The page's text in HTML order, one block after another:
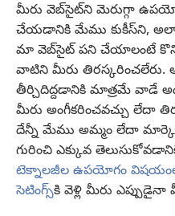
మీరు వెబ్‌సైట్‌ని మెరుగ్గా
చేయడానికి మేము కుకీస్‌ని,
మా వెబ్‌సైట్‌ పని చేయాలంటే
వాటిని మీరు
తీర్చిదిద్దడానికి మాత్రమే వాడే
మీరు అంగీకరించవచ్చు లేదా
దేన్నీ మేము అమ్మం లేదా
గురించి ఎక్కువ
టెక్నాలజీల ఉపయోగం
సెటింగ్స్‌కి వెళ్లి మీరు
విండో
ఓపెన్‌
అవుతుంది)
JW Hub
(కొత్త
విండో
ఓపెన్‌
అవుతుంది)
JW లైబ్రరీ యాప్‌
కావలికోట లైబ్రరీ
Copyright© 2026 Watch Tower
వినియోగంపై షరతులు|